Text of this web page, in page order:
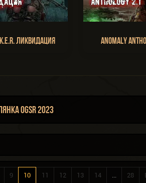
Ликвидация Anomaly
OGSR 2023
9 10 11 12 13 14 ... 28